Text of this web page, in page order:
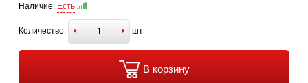
Наличие: Есть
Количество: шт
В корзину